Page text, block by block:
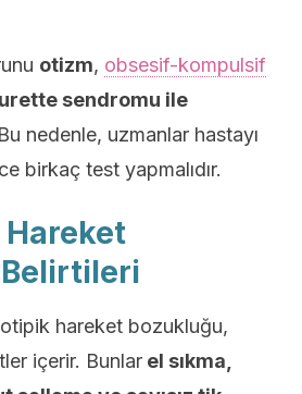
otizm, obsesif-kompulsif
sendromu ile
Bu nedenle, uzmanlar hastayı
birkaç test yapmalıdır.
hareket bozukluğu,
içerir. Bunlar el sıkma,